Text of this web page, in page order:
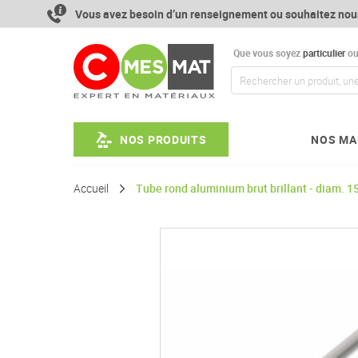
contenu
Vous avez besoin d’un renseignement ou souhaitez
Que vous soyezparticulierou
NOS PRODUITS NOS
Accueil Tube rond aluminium brut brillant - diam.